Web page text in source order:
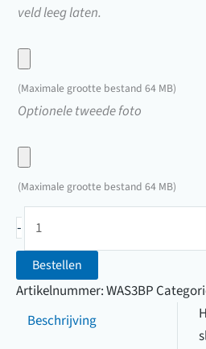
veld leeg laten.
hier
een
van
uw
sleutel
(Maximale grootte bestand 64 MB)
Upload
foto
van
uw
sleutel
Optionele tweede foto
(Maximale grootte bestand 64 MB)
-
(B00001
t/m
aantal
Bestellen
Artikelnummer:WAS3BP
Beschrijving